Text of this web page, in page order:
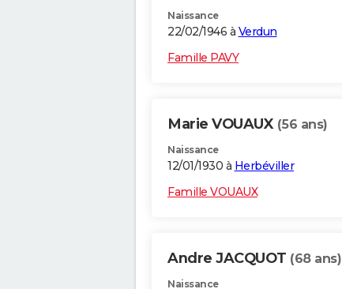
Naissance
22/02/1946 à Verdun
Famille PAVY
Marie VOUAUX (56 ans)
Naissance
12/01/1930 à Herbéviller
Famille VOUAUX
Andre JACQUOT (68 ans)
Naissance